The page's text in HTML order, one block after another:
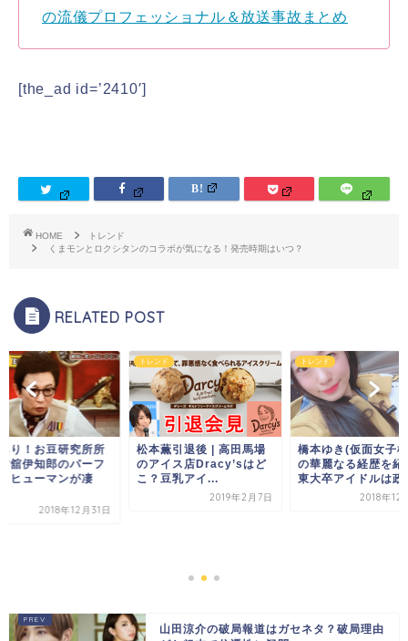
の流儀プロフェッショナル＆放送事故まとめ
[the_ad id=’2410′]
HOME
トレンド
くまモンとロクシタンのコラボが気になる！発売時期はいつ？
RELATED POST
り！お豆研究所所
舘伊知郎のパーフ
ヒューマンが凄
2018年12月31日
トレンド
松本薫引退後 | 高田馬場
のアイス店Dracy’sはど
こ？豆乳アイ...
2019年2月7日
トレンド
橋本ゆき(仮面女子
の華麗なる経歴を紹
東大卒アイドルは政
2018年12
山田涼介の破局報道はガセネタ？破局理由